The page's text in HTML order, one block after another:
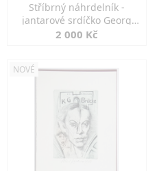
Stříbrný náhrdelník -
jantarové srdíčko Georg
Kramer
2 000 Kč
NOVÉ